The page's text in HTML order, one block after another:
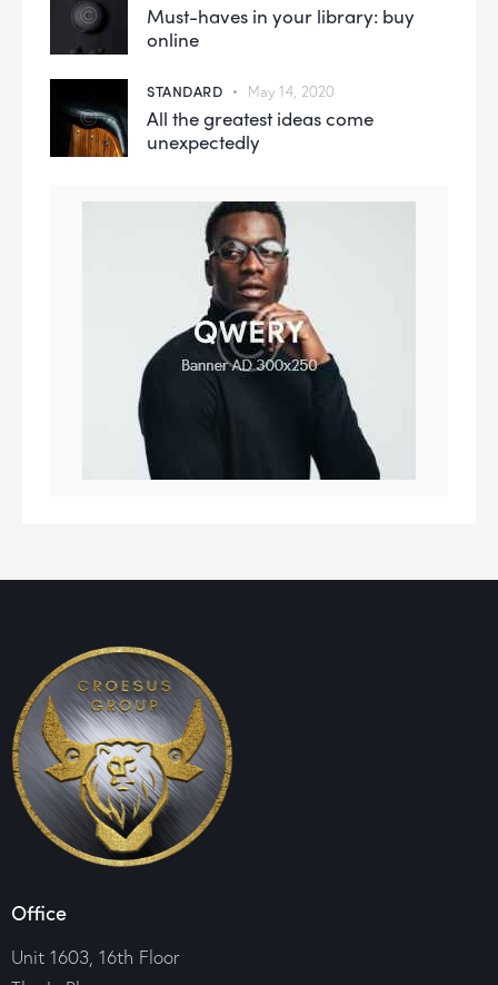
Must-haves in your library: buy
online
STANDARD May 14, 2020
All the greatest ideas come
unexpectedly
Office
Unit 1603, 16th Floor